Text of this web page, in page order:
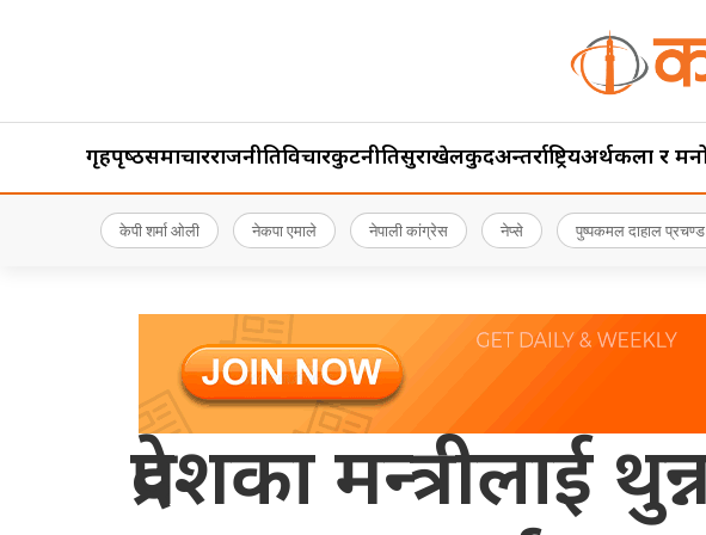
गृहपृष्‍ठसमाचारराजनीतिविचारकुटनीतिसुरक्षाखेलकुदअन्तर्राष्ट्रियअर्थकला र
केपी शर्मा ओली नेकपा एमाले नेपाली कांग्रेस नेप्से पुष्पकमल दाहाल प्रचण्ड
प्रदेशका मन्त्रीलाई